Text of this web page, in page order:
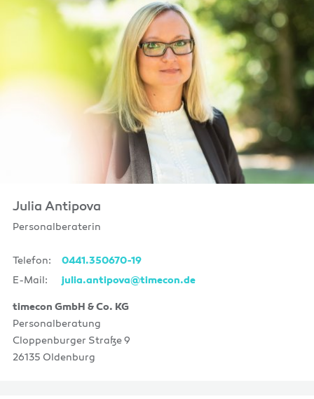
Julia Antipova
Personalberaterin
Telefon: 0441.350670-19
E-Mail: julia.antipova@timecon.de
timecon GmbH & Co. KG
Personalberatung
Cloppenburger Straße 9
26135 Oldenburg